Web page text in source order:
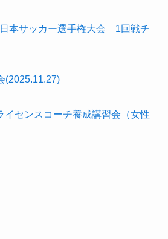
本サッカー選手権大会 1回戦チ
(2025.11.27)
イセンスコーチ養成講習会（女性